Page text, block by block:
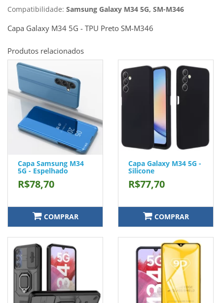
Compatibilidade: Samsung Galaxy M34 5G, SM-M346
Capa Galaxy M34 5G - TPU Preto SM-M346
Produtos relacionados
Capa Samsung M34
5G - Espelhado
R$78,70
COMPRAR
Capa Galaxy M34 5G -
Silicone
R$77,70
COMPRAR